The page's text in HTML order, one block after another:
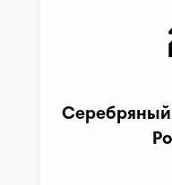
Серебряный